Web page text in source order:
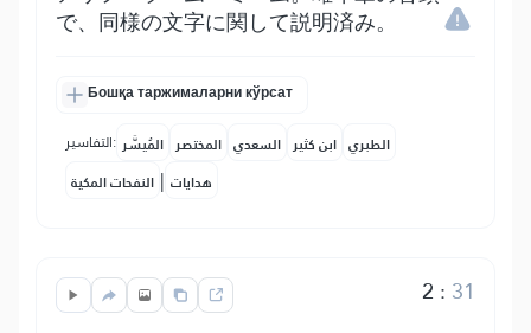
で、同様の文字に関して説明済み。
Бошқа таржималарни кўрсат
التفاسير: المُيسَّر المختصر السعدي ابن كثير الطبري
النفحات المكية | هدايات
2 : 31